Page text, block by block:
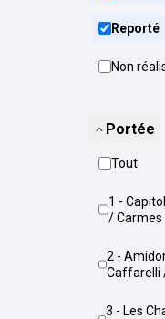
Reporté
Non
Portée
Tout
1 - Capitole / Arnaud Bernard
/ Carmes
2 - Amidonniers / Compans-
Caffarelli
3 - Les Chalets / Bayard /